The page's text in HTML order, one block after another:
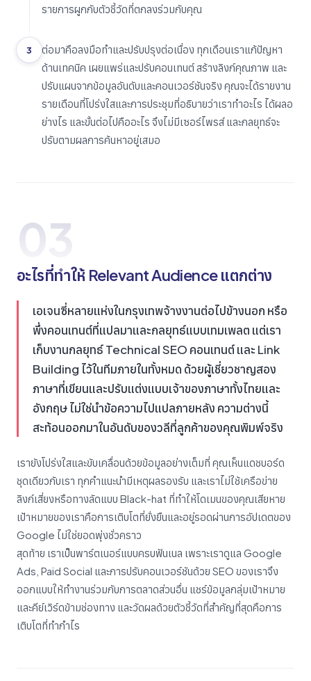
รายการผูกกับตัวชี้วัดที่ตกลงร่วมกับคุณ
3
ต่อมาคือลงมือทำและปรับปรุงต่อเนื่อง ทุกเดือนเราแก้ปัญหา
ด้านเทคนิค เผยแพร่และปรับคอนเทนต์ สร้างลิงก์คุณภาพ และ
ปรับแผนจากข้อมูลอันดับและคอนเวอร์ชันจริง คุณจะได้รายงาน
รายเดือนที่โปร่งใสและการประชุมที่อธิบายว่าเราทำอะไร ได้ผลอ
ย่างไร และขั้นต่อไปคืออะไร จึงไม่มีเซอร์ไพรส์ และกลยุทธ์จะ
ปรับตามผลการค้นหาอยู่เสมอ
03
อะไรที่ทำให้ Relevant Audience แตกต่าง
เอเจนซี่หลายแห่งในกรุงเทพจ้างงานต่อไปข้างนอก หรือ
พึ่งคอนเทนต์ที่แปลมาและกลยุทธ์แบบเทมเพลต แต่เรา
เก็บงานกลยุทธ์ Technical SEO คอนเทนต์ และ Link
Building ไว้ในทีมภายในทั้งหมด ด้วยผู้เชี่ยวชาญสอง
ภาษาที่เขียนและปรับแต่งแบบเจ้าของภาษาทั้งไทยและ
อังกฤษ ไม่ใช่นำข้อความไปแปลภายหลัง ความต่างนี้
สะท้อนออกมาในอันดับของวลีที่ลูกค้าของคุณพิมพ์จริง
เรายังโปร่งใสและขับเคลื่อนด้วยข้อมูลอย่างเต็มที่ คุณเห็นแดชบอร์ด
ชุดเดียวกับเรา ทุกคำแนะนำมีเหตุผลรองรับ และเราไม่ใช้เครือข่าย
ลิงก์เสี่ยงหรือทางลัดแบบ Black-hat ที่ทำให้โดเมนของคุณเสียหาย
เป้าหมายของเราคือการเติบโตที่ยั่งยืนและอยู่รอดผ่านการอัปเดตของ
Google ไม่ใช่ยอดพุ่งชั่วคราว
สุดท้าย เราเป็นพาร์ตเนอร์แบบครบฟันเนล เพราะเราดูแล Google
Ads, Paid Social และการปรับคอนเวอร์ชันด้วย SEO ของเราจึง
ออกแบบให้ทำงานร่วมกับการตลาดส่วนอื่น แชร์ข้อมูลกลุ่มเป้าหมาย
และคีย์เวิร์ดข้ามช่องทาง และวัดผลด้วยตัวชี้วัดที่สำคัญที่สุดคือการ
เติบโตที่ทำกำไร